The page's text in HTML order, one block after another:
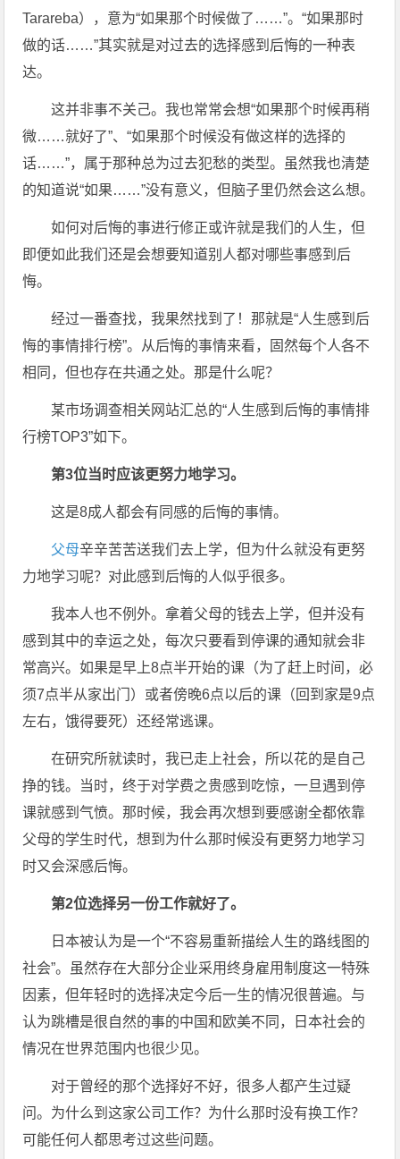
Tarareba），意为“如果那个时候做了……”。“如果那时
做的话……”其实就是对过去的选择感到后悔的一种表
达。
这并非事不关己。我也常常会想“如果那个时候再稍
微……就好了”、“如果那个时候没有做这样的选择的
话……”，属于那种总为过去犯愁的类型。虽然我也清楚
的知道说“如果……”没有意义，但脑子里仍然会这么想。
如何对后悔的事进行修正或许就是我们的人生，但
即便如此我们还是会想要知道别人都对哪些事感到后
悔。
经过一番查找，我果然找到了！那就是“人生感到后
悔的事情排行榜”。从后悔的事情来看，固然每个人各不
相同，但也存在共通之处。那是什么呢？
某市场调查相关网站汇总的“人生感到后悔的事情排
行榜TOP3”如下。
第3位当时应该更努力地学习。
这是8成人都会有同感的后悔的事情。
父母辛辛苦苦送我们去上学，但为什么就没有更努
力地学习呢？对此感到后悔的人似乎很多。
我本人也不例外。拿着父母的钱去上学，但并没有
感到其中的幸运之处，每次只要看到停课的通知就会非
常高兴。如果是早上8点半开始的课（为了赶上时间，必
须7点半从家出门）或者傍晚6点以后的课（回到家是9点
左右，饿得要死）还经常逃课。
在研究所就读时，我已走上社会，所以花的是自己
挣的钱。当时，终于对学费之贵感到吃惊，一旦遇到停
课就感到气愤。那时候，我会再次想到要感谢全都依靠
父母的学生时代，想到为什么那时候没有更努力地学习
时又会深感后悔。
第2位选择另一份工作就好了。
日本被认为是一个“不容易重新描绘人生的路线图的
社会”。虽然存在大部分企业采用终身雇用制度这一特殊
因素，但年轻时的选择决定今后一生的情况很普遍。与
认为跳槽是很自然的事的中国和欧美不同，日本社会的
情况在世界范围内也很少见。
对于曾经的那个选择好不好，很多人都产生过疑
问。为什么到这家公司工作？为什么那时没有换工作？
可能任何人都思考过这些问题。